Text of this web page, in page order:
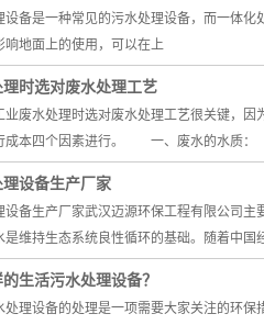
设备是一种常见的污水处理设备，而一体
响地面上的使用，可以在上
时选对废水处理工艺
水处理时选对废水处理工艺很关键，因
成本四个因素进行。 一、废水的水质
设备生产厂家
生产厂家武汉迈源环保工程有限公司主
持生态系统良性循环的基础。随着中国
生活污水处理设备？
设备的处理是一项需要大家关注的环保